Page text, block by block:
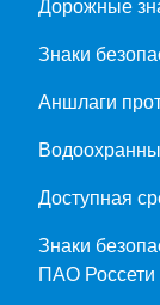
Знаки
Аншлаги
Доступная
Знаки
ПАО Россети